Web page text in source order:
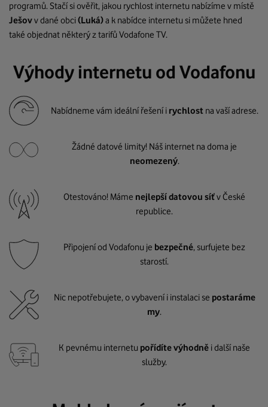
programů. Stačí si ověřit, jakou rychlost internetu nabízíme v místě
Ješovv dané obci(Luká)a k nabídce internetu si můžete hned
také objednat některý z tarifů Vodafone TV.
Výhody internetu od Vodafonu
Nabídneme vám ideální řešení i rychlost na vaší adrese.
Žádné datové limity! Náš internet na doma je
neomezený.
Otestováno! Máme nejlepší datovou síťv České
republice.
Připojení od Vodafonu je bezpečné, surfujete bez
starostí.
Nic nepotřebujete, o vybavení i instalaci se postaráme
my.
K pevnému internetu pořídíte výhodně i další naše
služby.